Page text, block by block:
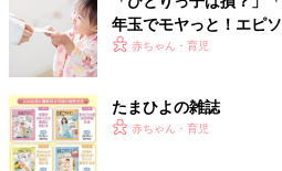
年玉でモヤっと！エピ
赤ちゃん・育児
たまひよの雑誌
赤ちゃん・育児